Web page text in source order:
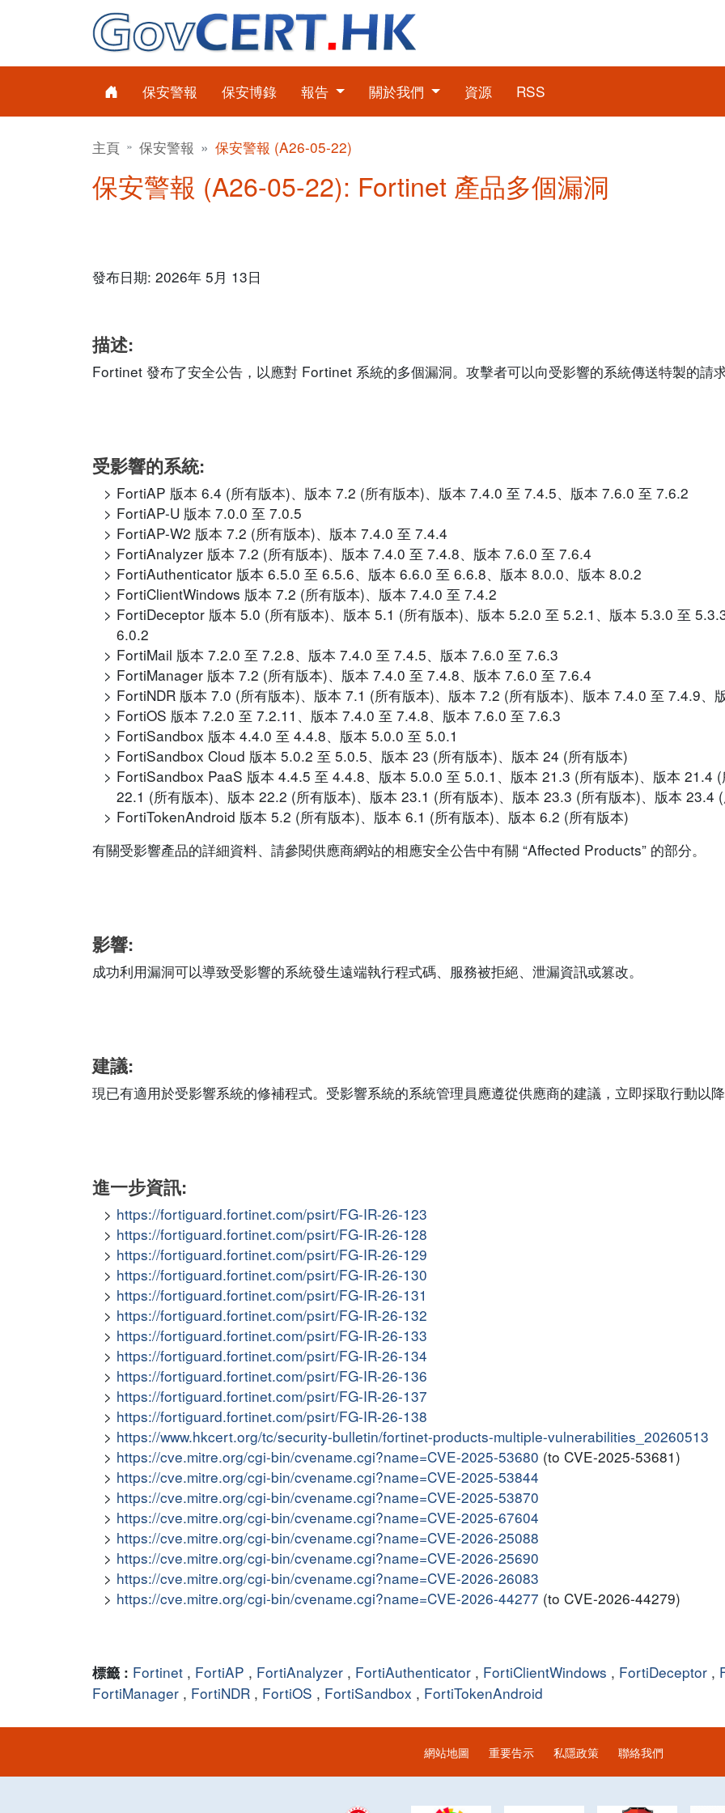
保安警報 保安博錄 報告 關於我們 資源 RSS
主頁 保安警報 保安警報 (A26-05-22)
保安警報 (A26-05-22): Fortinet 產品多個漏洞
發布日期: 2026年 5月 13日
描述:
Fortinet 發布了安全公告，以應對 Fortinet 系統的多個漏洞。攻擊者可以向受影響的系統傳送特製的請
受影響的系統:
FortiAP 版本 6.4 (所有版本)、版本 7.2 (所有版本)、版本 7.4.0 至 7.4.5、版本 7.6.0 至 7.6.2
FortiAP-U 版本 7.0.0 至 7.0.5
FortiAP-W2 版本 7.2 (所有版本)、版本 7.4.0 至 7.4.4
FortiAnalyzer 版本 7.2 (所有版本)、版本 7.4.0 至 7.4.8、版本 7.6.0 至 7.6.4
FortiAuthenticator 版本 6.5.0 至 6.5.6、版本 6.6.0 至 6.6.8、版本 8.0.0、版本 8.0.2
FortiClientWindows 版本 7.2 (所有版本)、版本 7.4.0 至 7.4.2
FortiDeceptor 版本 5.0 (所有版本)、版本 5.1 (所有版本)、版本 5.2.0 至 5.2.1、版本 5.3.0 至
6.0.2
FortiMail 版本 7.2.0 至 7.2.8、版本 7.4.0 至 7.4.5、版本 7.6.0 至 7.6.3
FortiManager 版本 7.2 (所有版本)、版本 7.4.0 至 7.4.8、版本 7.6.0 至 7.6.4
FortiNDR 版本 7.0 (所有版本)、版本 7.1 (所有版本)、版本 7.2 (所有版本)、版本 7.4.0 至 7.4.9、
FortiOS 版本 7.2.0 至 7.2.11、版本 7.4.0 至 7.4.8、版本 7.6.0 至 7.6.3
FortiSandbox 版本 4.4.0 至 4.4.8、版本 5.0.0 至 5.0.1
FortiSandbox Cloud 版本 5.0.2 至 5.0.5、版本 23 (所有版本)、版本 24 (所有版本)
FortiSandbox PaaS 版本 4.4.5 至 4.4.8、版本 5.0.0 至 5.0.1、版本 21.3 (所有版本)、版本 21.4 (
22.1 (所有版本)、版本 22.2 (所有版本)、版本 23.1 (所有版本)、版本 23.3 (所有版本)、版本 23.4
FortiTokenAndroid 版本 5.2 (所有版本)、版本 6.1 (所有版本)、版本 6.2 (所有版本)
有關受影響產品的詳細資料、請參閱供應商網站的相應安全公告中有關 “Affected Products” 的部分。
影響:
成功利用漏洞可以導致受影響的系統發生遠端執行程式碼、服務被拒絕、泄漏資訊或篡改。
建議:
現已有適用於受影響系統的修補程式。受影響系統的系統管理員應遵從供應商的建議，立即採取行動以
進一步資訊:
https://fortiguard.fortinet.com/psirt/FG-IR-26-123
https://fortiguard.fortinet.com/psirt/FG-IR-26-128
https://fortiguard.fortinet.com/psirt/FG-IR-26-129
https://fortiguard.fortinet.com/psirt/FG-IR-26-130
https://fortiguard.fortinet.com/psirt/FG-IR-26-131
https://fortiguard.fortinet.com/psirt/FG-IR-26-132
https://fortiguard.fortinet.com/psirt/FG-IR-26-133
https://fortiguard.fortinet.com/psirt/FG-IR-26-134
https://fortiguard.fortinet.com/psirt/FG-IR-26-136
https://fortiguard.fortinet.com/psirt/FG-IR-26-137
https://fortiguard.fortinet.com/psirt/FG-IR-26-138
https://www.hkcert.org/tc/security-bulletin/fortinet-products-multiple-vulnerabilities_20260513
https://cve.mitre.org/cgi-bin/cvename.cgi?name=CVE-2025-53680 (to CVE-2025-53681)
https://cve.mitre.org/cgi-bin/cvename.cgi?name=CVE-2025-53844
https://cve.mitre.org/cgi-bin/cvename.cgi?name=CVE-2025-53870
https://cve.mitre.org/cgi-bin/cvename.cgi?name=CVE-2025-67604
https://cve.mitre.org/cgi-bin/cvename.cgi?name=CVE-2026-25088
https://cve.mitre.org/cgi-bin/cvename.cgi?name=CVE-2026-25690
https://cve.mitre.org/cgi-bin/cvename.cgi?name=CVE-2026-26083
https://cve.mitre.org/cgi-bin/cvename.cgi?name=CVE-2026-44277 (to CVE-2026-44279)
標籤 : Fortinet , FortiAP , FortiAnalyzer , FortiAuthenticator , FortiClientWindows , FortiDeceptor ,
FortiManager , FortiNDR , FortiOS , FortiSandbox , FortiTokenAndroid
網站地圖 重要告示 私隱政策 聯絡我們